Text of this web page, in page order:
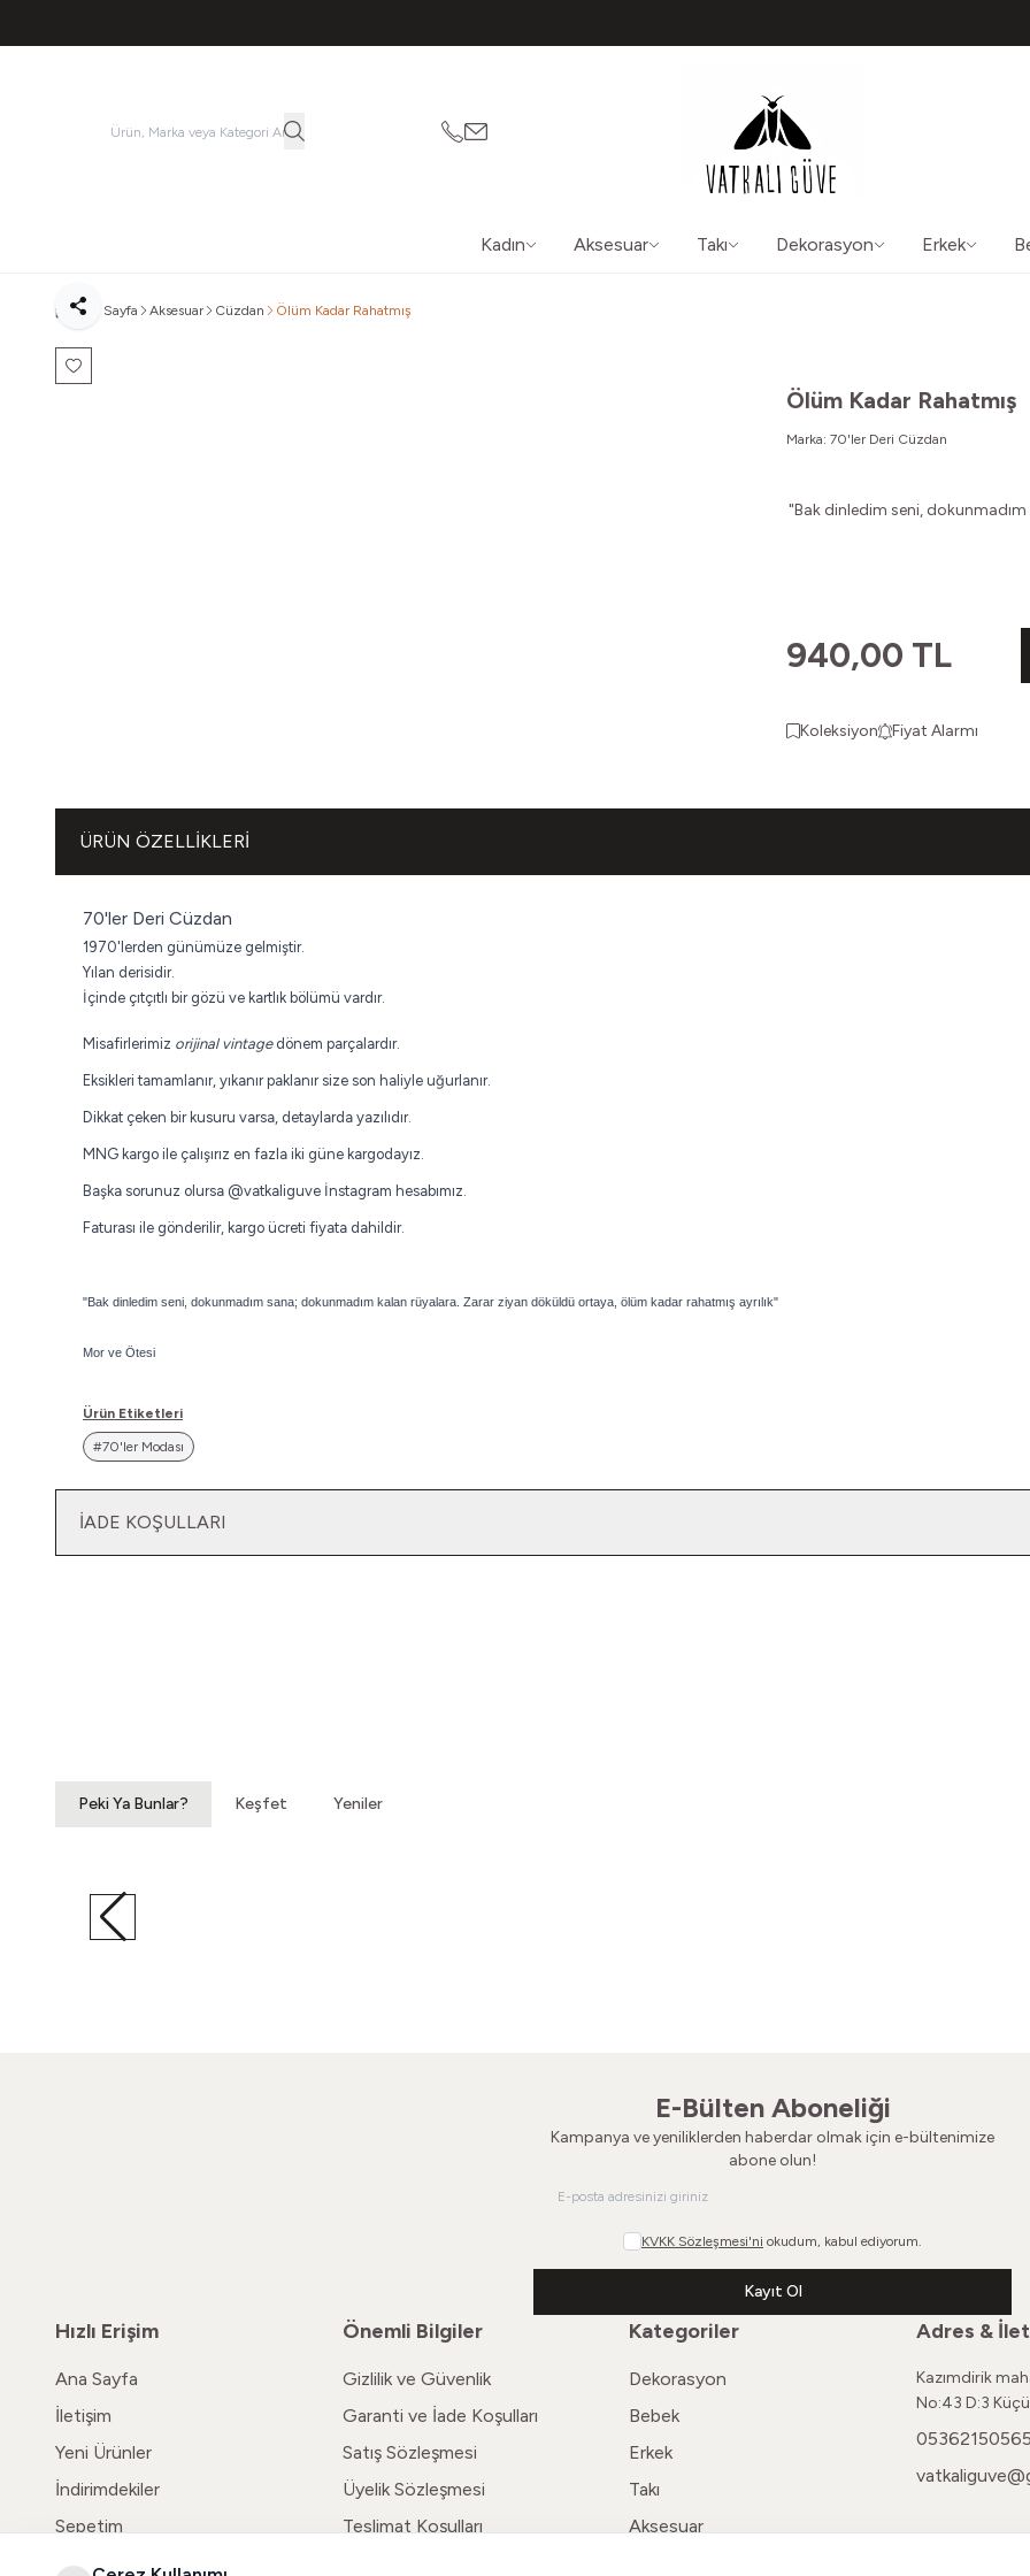
05362150565
vatkaliguve@gmail.com
Kadın Aksesuar Takı Dekorasyon Erkek
Ana Sayfa Aksesuar Cüzdan Ölüm Kadar Rahatmış
Favoriye Ekle
Paylaş
Ölüm Kadar Rahatmış
Marka: 70'ler Deri Cüzdan
"Bak dinledim seni, dokunmadım
940,00 TL
Koleksiyon Fiyat Alarmı
ÜRÜN ÖZELLIKLERI
70'ler Deri Cüzdan
1970'lerden günümüze gel miştir.
Yılan derisidir.
İçinde çıtçıtlı bir gözü ve kartlık bölümü vardır.
Misafirlerimiz orijinal vintagedönem parçalardır.
Eksikleri tamamlanır, yıkanır paklanır size son haliyle uğurlanır.
Dikkat çeken bir kusuru varsa, detaylarda yazılıdır.
MNG kargo ile çalışırız en fazla iki güne kargodayız.
Başka sorunuz olursa @vatkaliguve İnstagram hesabımız.
Faturası ile gönderilir, kargo ücreti fiyata dahildir.
"Bak dinledim seni, dokunmadım sana; dokunmadım kalan rüyalara. Zarar ziyan döküldü ortaya, ölüm kadar rahatmış ayrılık"
Mor ve Ötesi
Ürün Etiketleri
#70'ler Modası
İADE KOŞULLARI
Peki Ya Bunlar? Keşfet Yeniler
Sığınmak Ellerine Sığınmak
E-Bülten Aboneliği
Kampanya ve yeniliklerden haberdar olmak için e-bültenimize
abone olun!
KVKK Sözleşmesi'ni okudum, kabul ediyorum.
Kayıt Ol
Hızlı Erişim
Ana Sayfa
İletişim
Yeni Ürünler
İndirimdekiler
Sepetim
Önemli Bilgiler
Gizlilik ve Güvenlik
Garanti ve İade Koşulları
Satış Sözleşmesi
Üyelik Sözleşmesi
Teslimat Koşulları
Kategoriler
Dekorasyon
Bebek
Erkek
Takı
Aksesuar
Adres &
Kazımdirik
No:43 D:3
05362150565